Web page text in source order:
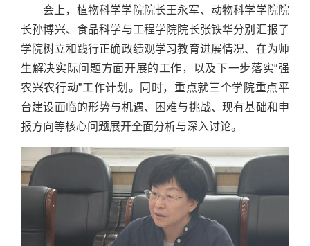
会上，植物科学学院院长王永军、动物科学学院院
长孙博兴、食品科学与工程学院院长张铁华分别汇报了
学院树立和践行正确政绩观学习教育进展情况、在为师
生解决实际问题方面开展的工作，以及下一步落实“强
农兴农行动”工作计划。同时，重点就三个学院重点平
台建设面临的形势与机遇、困难与挑战、现有基础和申
报方向等核心问题展开全面分析与深入讨论。